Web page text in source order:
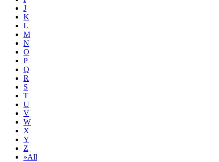
J
K
L
M
N
O
P
Q
R
S
T
U
V
W
X
Y
Z
»All